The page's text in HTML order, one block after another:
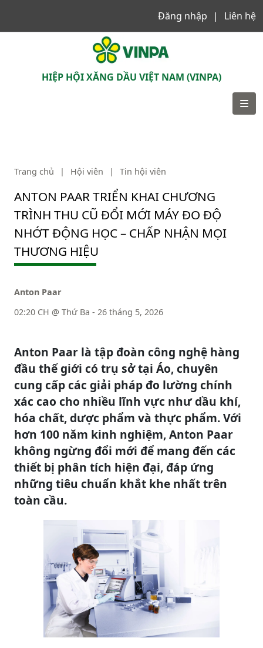
Đăng nhập
Liên hệ
HIỆP HỘI XĂNG DẦU VIỆT NAM (VINPA)
Trang chủ | Hội viên | Tin hội viên
ANTON PAAR TRIỂN KHAI CHƯƠNG
TRÌNH THU CŨ ĐỔI MỚI MÁY ĐO ĐỘ
NHỚT ĐỘNG HỌC – CHẤP NHẬN MỌI
THƯƠNG HIỆU
Anton Paar
02:20 CH @ Thứ Ba - 26 tháng 5, 2026
Anton Paar là tập đoàn công nghệ hàng
đầu thế giới có trụ sở tại Áo, chuyên
cung cấp các giải pháp đo lường chính
xác cao cho nhiều lĩnh vực như dầu khí,
hóa chất, dược phẩm và thực phẩm. Với
hơn 100 năm kinh nghiệm, Anton Paar
không ngừng đổi mới để mang đến các
thiết bị phân tích hiện đại, đáp ứng
những tiêu chuẩn khắt khe nhất trên
toàn cầu.